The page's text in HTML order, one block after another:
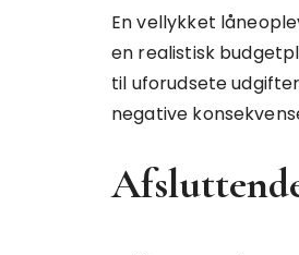
En vellykket
en realistisk
til uforudsete
negative